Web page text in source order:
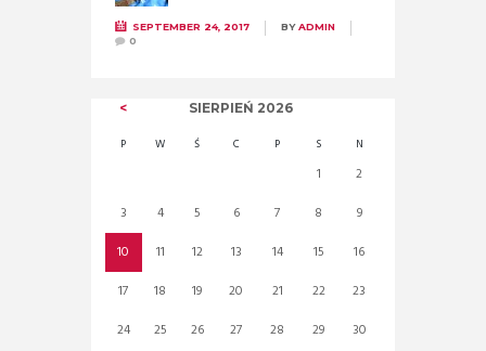
SEPTEMBER 24, 2017 BYADMIN
0
SIERPIEŃ 2026
P W Ś C P S N
1
2
3
4 5 6 7 8
9
10
11 12 13 14 15
16
17
18 19 20 21 22
23
24
25 26 27 28 29
30